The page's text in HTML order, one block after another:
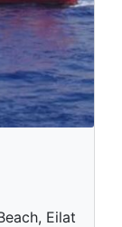
Eilat